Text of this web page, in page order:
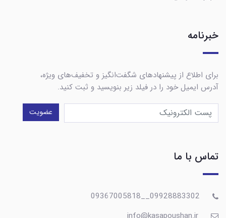
خبرنامه
برای اطلاع از پیشنهادهای شگفت‌انگیز و تخفیف‌های ویژه،
آدرس ایمیل خود را در فیلد زیر بنویسید و ثبت کنید.
عضویت
تماس با ما